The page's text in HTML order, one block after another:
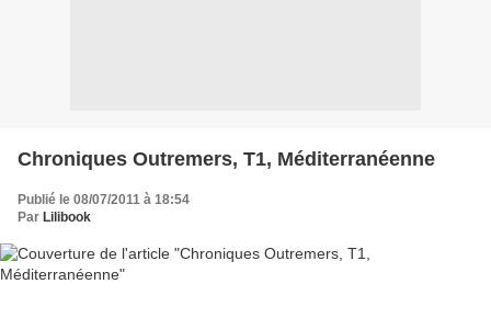
Chroniques Outremers, T1, Méditerranéenne
Publié le 08/07/2011 à 18:54
Par Lilibook